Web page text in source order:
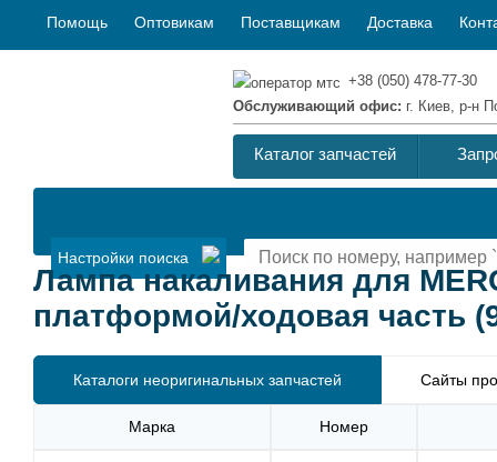
Помощь Оптовикам Поставщикам Доставка
+38 (050) 478-77-30
Обслуживающий офис: г. Киев, р-н
Каталог запчастей
Настройки поиска
Лампа накаливания для
платформой/ходовая часть
Каталоги неоригинальных запчастей Сайты
Марка Номер